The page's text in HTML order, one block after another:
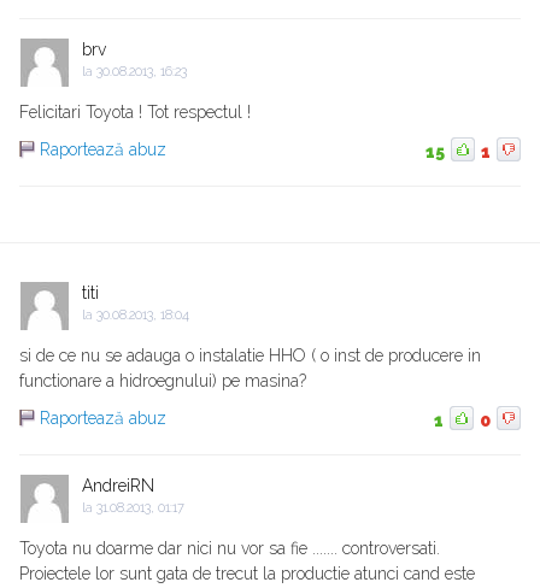
brv
la 30.08.2013, 16:23
Felicitari Toyota ! Tot respectul !
Raportează abuz
15 1
titi
la 30.08.2013, 18:04
si de ce nu se adauga o instalatie HHO ( o inst de producere in
functionare a hidroegnului) pe masina?
Raportează abuz
1 0
AndreiRN
la 31.08.2013, 01:17
Toyota nu doarme dar nici nu vor sa fie ....... controversati.
Proiectele lor sunt gata de trecut la productie atunci cand este